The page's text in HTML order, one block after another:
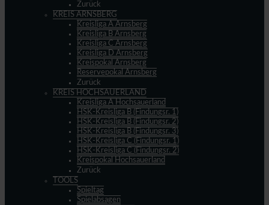
Zurück
KREIS ARNSBERG
Kreisliga A Arnsberg
Kreisliga B Arnsberg
Kreisliga C Arnsberg
Kreisliga D Arnsberg
Kreispokal Arnsberg
Reservepokal Arnsberg
Zurück
KREIS HOCHSAUERLAND
Kreisliga A Hochsauerland
HSK-Kreisliga B (Findungsr. 1)
HSK-Kreisliga B (Findungsr. 2)
HSK-Kreisliga B (Findungsr. 3)
HSK-Kreisliga C (Findungsr. 1)
HSK-Kreisliga C (Findungsr. 2)
Kreispokal Hochsauerland
Zurück
TOOLS
Spieltag
Spielabsagen